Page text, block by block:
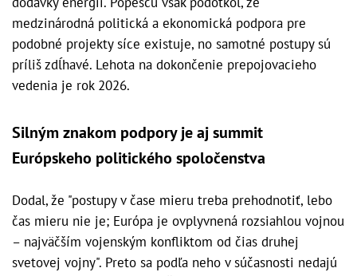
medzinárodná politická a ekonomická podpora pre
podobné projekty síce existuje, no samotné postupy sú
príliš zdĺhavé. Lehota na dokončenie prepojovacieho
vedenia je rok 2026.
Silným znakom podpory je aj summit
Európskeho politického spoločenstva
Dodal, že "postupy v čase mieru treba prehodnotiť, lebo
čas mieru nie je; Európa je ovplyvnená rozsiahlou vojnou
– najväčším vojenským konfliktom od čias druhej
svetovej vojny". Preto sa podľa neho v súčasnosti nedajú